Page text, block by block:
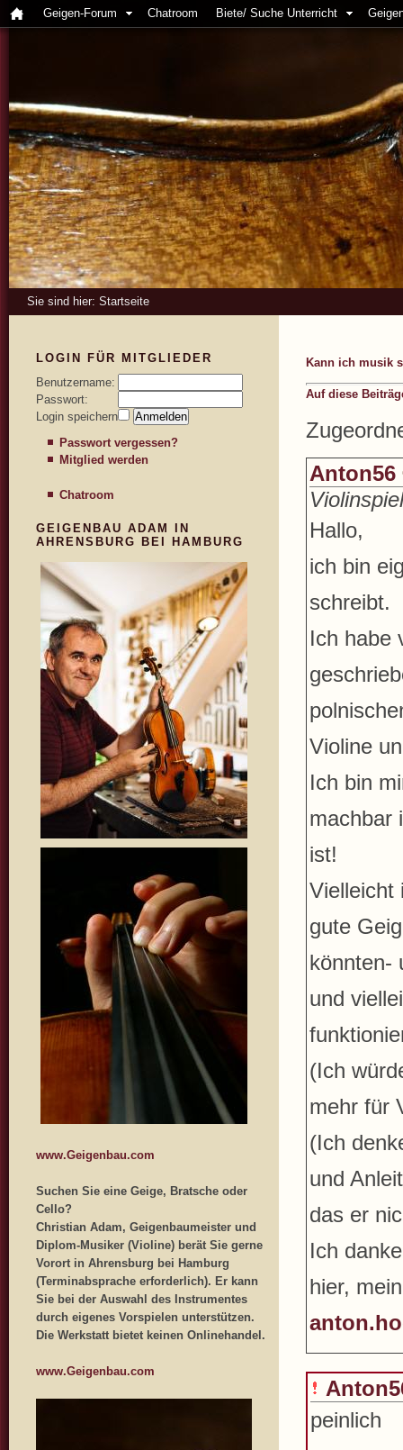
Geigen-Forum Chatroom Biete/ Suche Unterricht
Sie sind hier: Startseite
Kann ich musik
Auf diese
Anton56
Hallo,
ich bin
schreibt.
Ich habe
Violine
Ich bin
machbar
ist!
Vielleicht
gute
könnten-
und
(Ich
mehr für
(Ich
und
das er
Ich
hier,
peinlich
LOGIN FÜR MITGLIEDER
Benutzername:
Passwort:
Login speichern
Passwort vergessen?
Mitglied werden
Chatroom
GEIGENBAU ADAM IN
AHRENSBURG BEI HAMBURG
www.Geigenbau.com
Suchen Sie eine Geige, Bratsche oder
Cello?
Christian Adam, Geigenbaumeister und
Diplom-Musiker (Violine) berät Sie gerne
Vorort in Ahrensburg bei Hamburg
(Terminabsprache erforderlich). Er kann
Sie bei der Auswahl des Instrumentes
durch eigenes Vorspielen unterstützen.
Die Werkstatt bietet keinen Onlinehandel.
www.Geigenbau.com